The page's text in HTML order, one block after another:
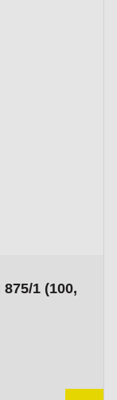
1 (100,
on the product page